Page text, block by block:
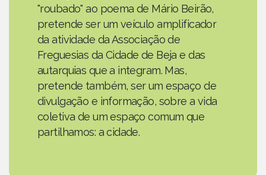
"roubado" ao poema de Mário Beirão,
pretende ser um veículo amplificador
da atividade da Associação de
Freguesias da Cidade de Beja e das
autarquias que a integram. Mas,
pretende também, ser um espaço de
divulgação e informação, sobre a vida
coletiva de um espaço comum que
partilhamos: a cidade.